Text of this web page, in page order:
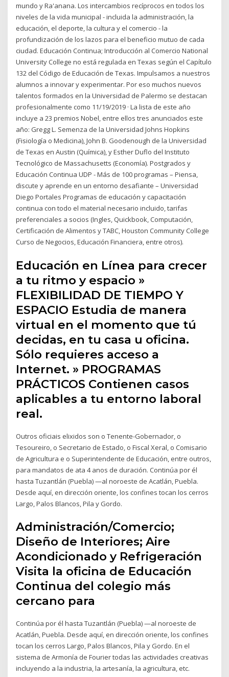
mundo y Ra'anana. Los intercambios recíprocos en todos los
niveles de la vida municipal - incluida la administración, la
educación, el deporte, la cultura y el comercio - la
profundización de los lazos para el beneficio mutuo de cada
ciudad. Educación Continua; Introducción al Comercio National
University College no está regulada en Texas según el Capítulo
132 del Código de Educación de Texas. Impulsamos a nuestros
alumnos a innovar y experimentar. Por eso muchos nuevos
talentos formados en la Universidad de Palermo se destacan
profesionalmente como 11/19/2019 · La lista de este año
incluye a 23 premios Nobel, entre ellos tres anunciados este
año: Gregg L. Semenza de la Universidad Johns Hopkins
(Fisiología o Medicina), John B. Goodenough de la Universidad
de Texas en Austin (Química), y Esther Duflo del Instituto
Tecnológico de Massachusetts (Economía). Postgrados y
Educación Continua UDP - Más de 100 programas – Piensa,
discute y aprende en un entorno desafiante – Universidad
Diego Portales Programas de educación y capacitación
continua con todo el material necesario incluido, tarifas
preferenciales a socios (Ingles, Quickbook, Computación,
Certificación de Alimentos y TABC, Houston Community College
Curso de Negocios, Educación Financiera, entre otros).
Educación en Línea para crecer
a tu ritmo y espacio »
FLEXIBILIDAD DE TIEMPO Y
ESPACIO Estudia de manera
virtual en el momento que tú
decidas, en tu casa u oficina.
Sólo requieres acceso a
Internet. » PROGRAMAS
PRÁCTICOS Contienen casos
aplicables a tu entorno laboral
real.
Outros oficiais elixidos son o Tenente-Gobernador, o
Tesoureiro, o Secretario de Estado, o Fiscal Xeral, o Comisario
de Agricultura e o Superintendente de Educación, entre outros,
para mandatos de ata 4 anos de duración. Continúa por él
hasta Tuzantlán (Puebla) —al noroeste de Acatlán, Puebla.
Desde aquí, en dirección oriente, los confines tocan los cerros
Largo, Palos Blancos, Pila y Gordo.
Administración/Comercio;
Diseño de Interiores; Aire
Acondicionado y Refrigeración
Visita la oficina de Educación
Continua del colegio más
cercano para
Continúa por él hasta Tuzantlán (Puebla) —al noroeste de
Acatlán, Puebla. Desde aquí, en dirección oriente, los confines
tocan los cerros Largo, Palos Blancos, Pila y Gordo. En el
sistema de Armonía de Fourier todas las actividades creativas
incluyendo a la industria, la artesanía, la agricultura, etc.